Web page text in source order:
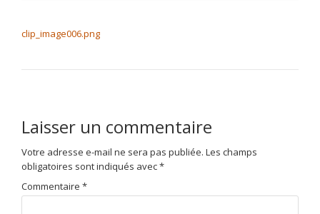
clip_image006.png
Laisser un commentaire
Votre adresse e-mail ne sera pas publiée. Les champs
obligatoires sont indiqués avec*
Commentaire *